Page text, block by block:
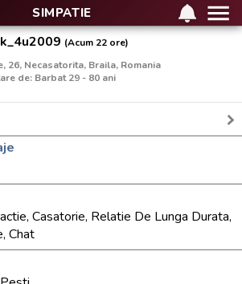
SIMPATIE
(Acum 22 ore)
26, Necasatorita, Braila, Romania
de: Barbat 29 - 80 ani
Casatorie, Relatie De Lunga Durata,
Chat